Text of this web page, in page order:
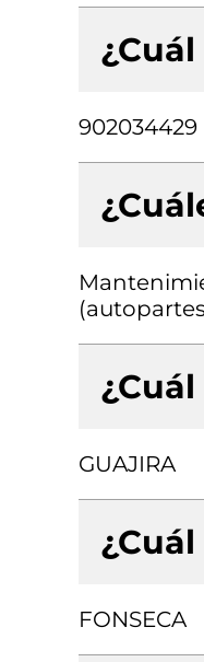
¿Cuál
902034429
GUAJIRA
FONSECA